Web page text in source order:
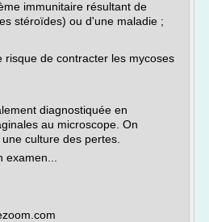
immunitaire résultant de
stéroïdes) ou d'une maladie ;
risque de contracter les mycoses
diagnostiquée en
au microscope. On
culture des pertes.